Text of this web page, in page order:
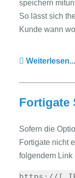
speichern
So lässt sich
Kunde wann
Weiterlesen...
Fortigate
Sofern die
Fortigate nicht
folgendem Link